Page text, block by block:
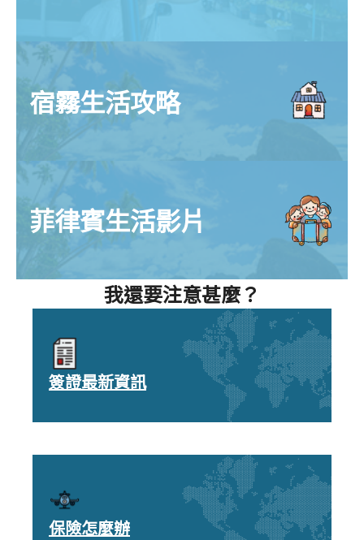
宿霧生活攻略
菲律賓生活影片
我還要注意甚麼？
簽證最新資訊
保險怎麼辦